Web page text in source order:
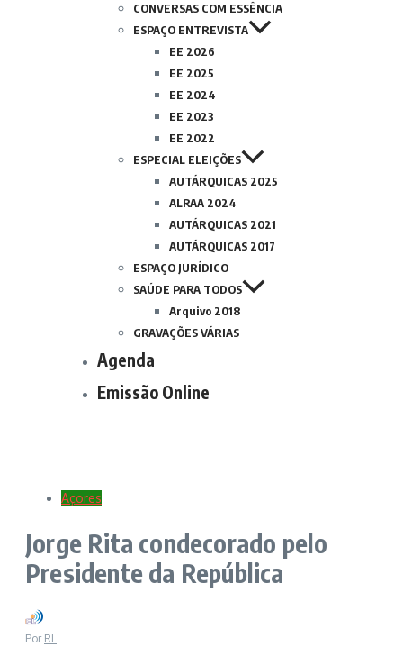
CONVERSAS COM ESSÊNCIA
ESPAÇO ENTREVISTA
EE 2026
EE 2025
EE 2024
EE 2023
EE 2022
ESPECIAL ELEIÇÕES
AUTÁRQUICAS 2025
ALRAA 2024
AUTÁRQUICAS 2021
AUTÁRQUICAS 2017
ESPAÇO JURÍDICO
SAÚDE PARA TODOS
Arquivo 2018
GRAVAÇÕES VÁRIAS
Agenda
Emissão Online
Açores
Jorge Rita condecorado pelo
Presidente da República
Por RL